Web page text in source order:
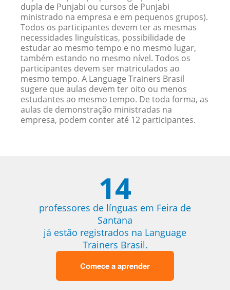
dupla de Punjabi ou cursos de Punjabi
ministrado na empresa e em pequenos grupos).
Todos os participantes devem ter as mesmas
necessidades linguísticas, possibilidade de
estudar ao mesmo tempo e no mesmo lugar,
também estando no mesmo nível. Todos os
participantes devem ser matriculados ao
mesmo tempo. A Language Trainers Brasil
sugere que aulas devem ter oito ou menos
estudantes ao mesmo tempo. De toda forma, as
aulas de demonstração ministradas na
empresa, podem conter até 12 participantes.
14
professores de línguas em Feira de
Santana
já estão registrados na Language
Trainers Brasil.
Comece a aprender